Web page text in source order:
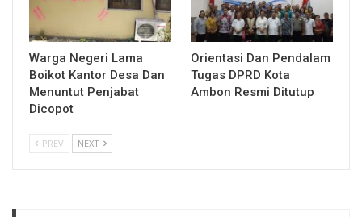
Warga Negeri Lama
Boikot Kantor Desa Dan
Menuntut Penjabat
Dicopot
Orientasi Dan Pendalam
Tugas DPRD Kota
Ambon Resmi Ditutup
PREV NEXT